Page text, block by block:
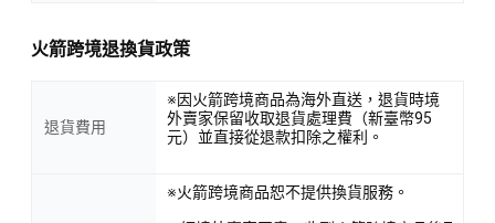
火箭跨境退換貨政策
退貨費用
※因火箭跨境商品為海外直送，退貨時境
外賣家保留收取退貨處理費（新臺幣95
元）並直接從退款扣除之權利。
※火箭跨境商品恕不提供換貨服務。